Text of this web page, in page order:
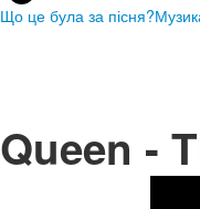
Що це була за пісня?
Queen -